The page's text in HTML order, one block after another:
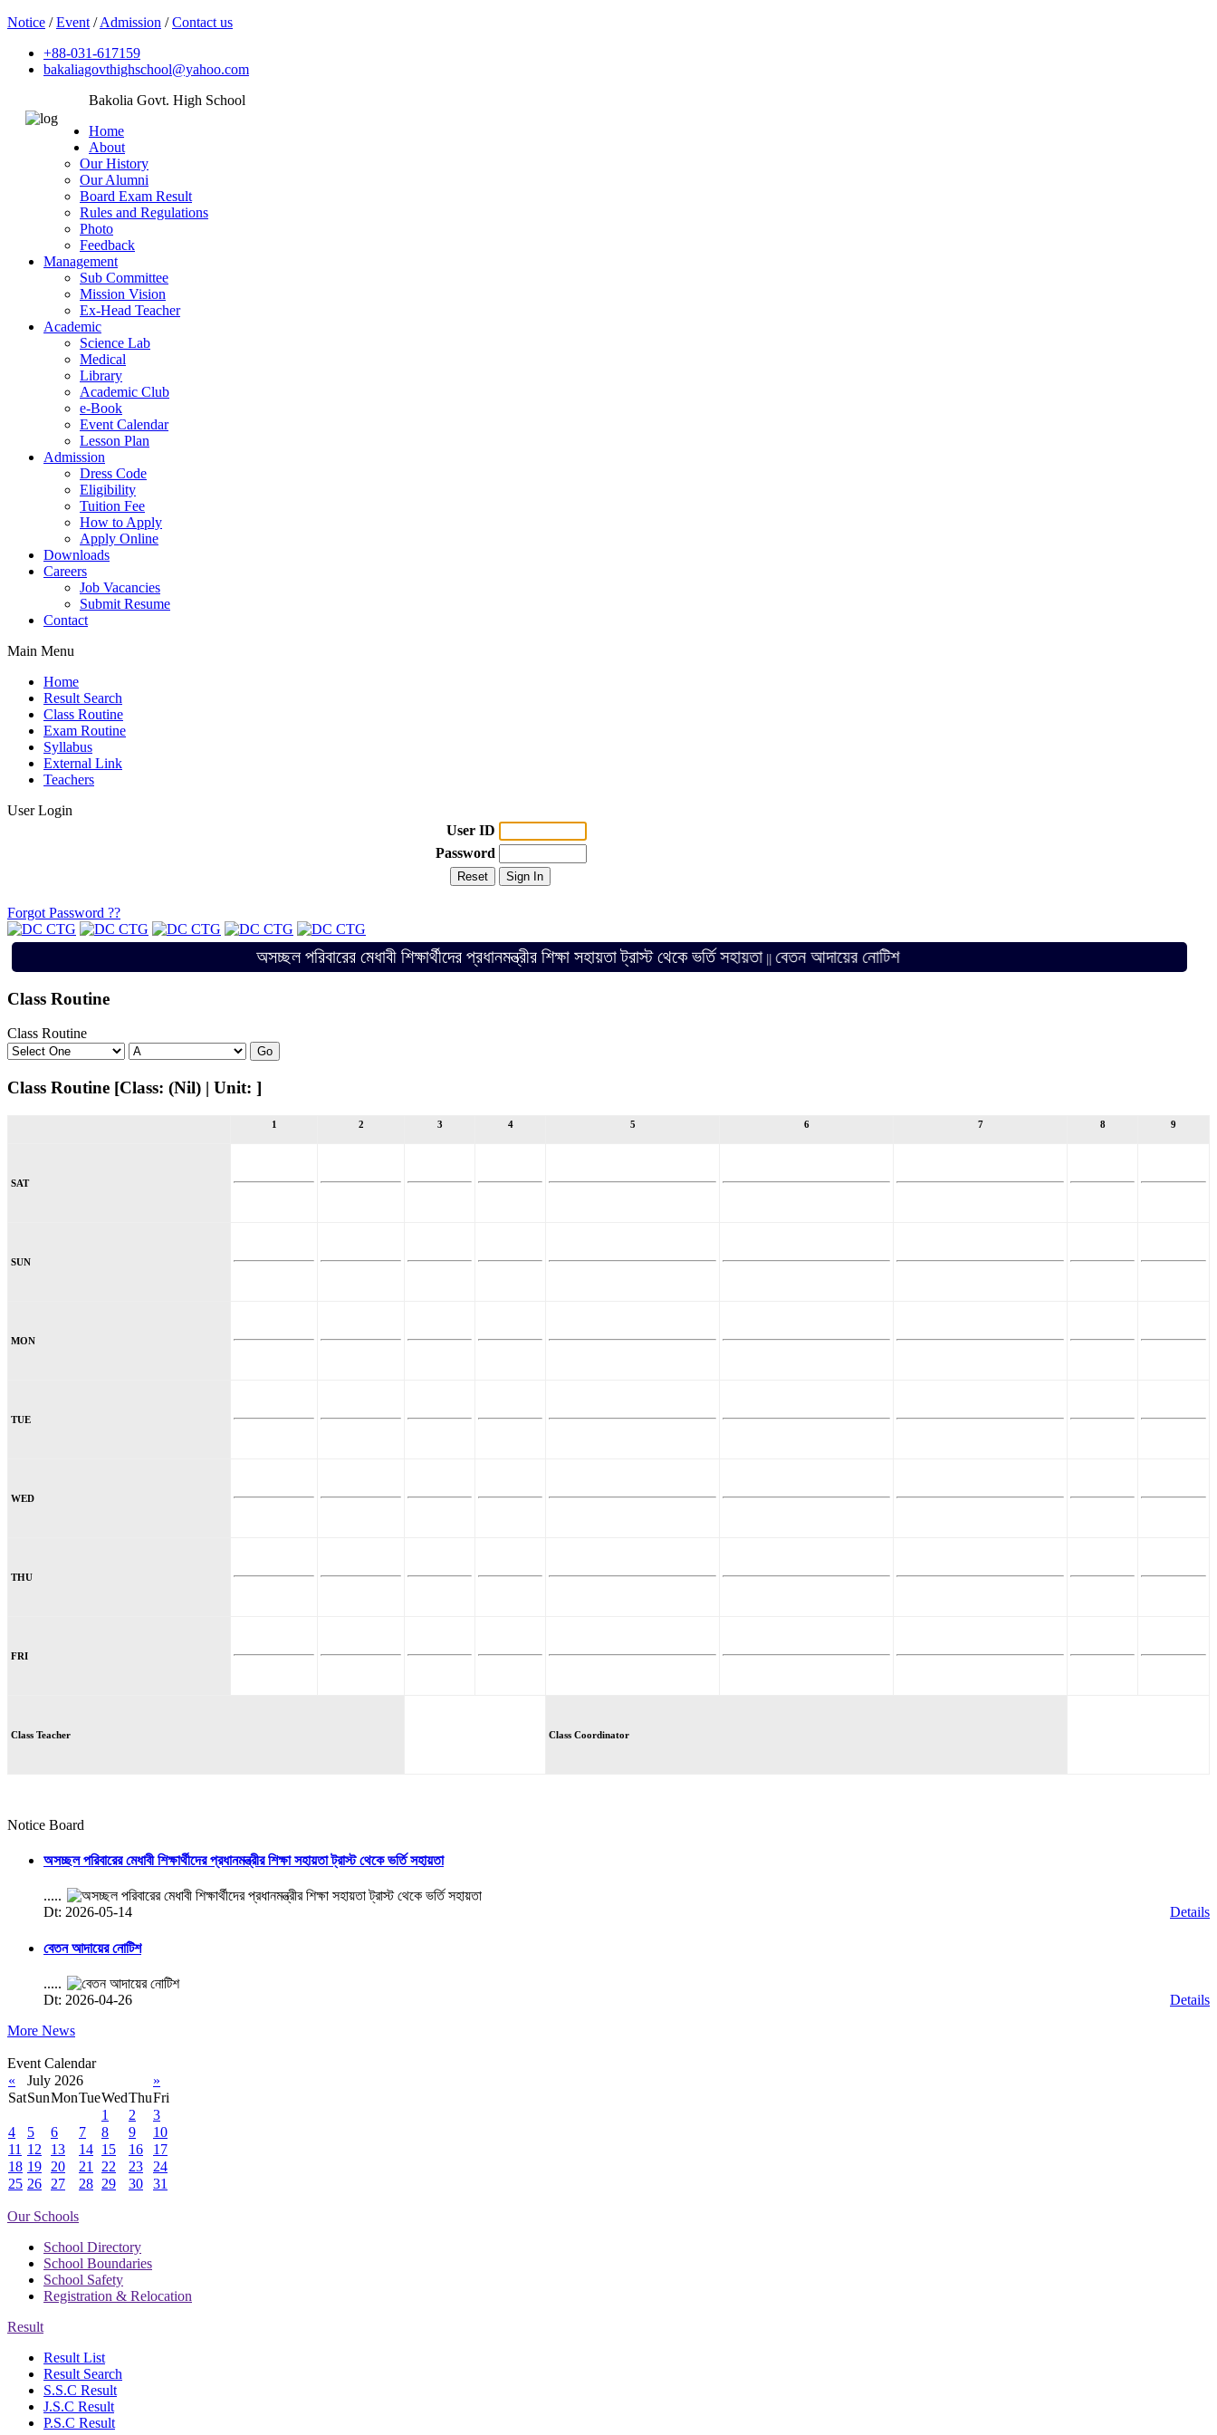
Notice /Event /Admission /Contact us
+88-031-617159
bakaliagovthighschool@yahoo.com
Bakolia Govt. High School
Home
About
Our History
Our Alumni
Board Exam Result
Rules and Regulations
Photo
Feedback
Management
Sub Committee
Mission Vision
Ex-Head Teacher
Academic
Science Lab
Medical
Library
Academic Club
e-Book
Event Calendar
Lesson Plan
Admission
Dress Code
Eligibility
Tuition Fee
How to Apply
Apply Online
Downloads
Careers
Job Vacancies
Submit Resume
Contact
Main Menu
Home
Result Search
Class Routine
Exam Routine
Syllabus
External Link
Teachers
User Login
User ID
Password
Forgot Password ??
অসচ্ছল পরিবারের মেধাবী শিক্ষার্থীদের প্রধানমন্ত্রীর শিক্ষা সহায়তা ট্রাস্ট থেকে ভর্তি সহায়তা||বেতন আদায়ের নোটিশ
Class Routine
Class Routine
Class Routine [Class: (Nil) | Unit: ]
1 2 3 4 5 6 7 8 9
SAT
SUN
MON
TUE
WED
THU
FRI
Class Teacher Class Coordinator
Notice Board
অসচ্ছল পরিবারের মেধাবী শিক্ষার্থীদের প্রধানমন্ত্রীর শিক্ষা সহায়তা ট্রাস্ট থেকে ভর্তি সহায়তা
.....
Dt: 2026-05-14
Details
বেতন আদায়ের নোটিশ
.....
Dt: 2026-04-26
Details
More News
Event Calendar
«
July 2026
»
SatSunMonTueWedThuFri
1
2
3
4
5 6 7 8 9
10
11 12 13 14 15 16
17
18 19 20 21 22 23
24
25 26 27 28 29 30 31
Our Schools
School Directory
School Boundaries
School Safety
Registration & Relocation
Result
Result List
Result Search
S.S.C Result
J.S.C Result
P.S.C Result